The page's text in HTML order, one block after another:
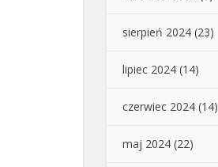
sierpień 2024 (23)
lipiec 2024 (14)
czerwiec 2024 (14)
maj 2024 (22)